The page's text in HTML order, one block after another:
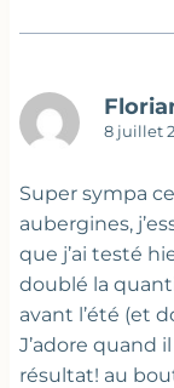
8 juillet
Super sympa
aubergines,
que j’ai testé
doublé la
avant l’été (et
J’adore quand
résultat! au